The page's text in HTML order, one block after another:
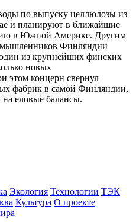
по выпуску целлюлозы из
и планируют в ближайшие
в Южной Америке. Другим
Финляндии
из крупнейших финских
новых
этом концерн свернул
фабрик в самой Финляндии,
еловые балансы.
Экология Технологии ТЭК
Культура О проекте